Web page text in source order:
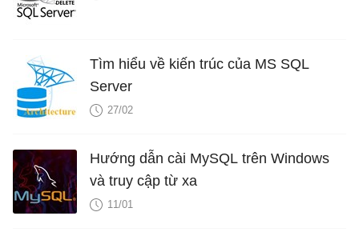
Tìm hiểu về kiến trúc của MS SQL
Server
27/02
Hướng dẫn cài MySQL trên Windows
và truy cập từ xa
11/01